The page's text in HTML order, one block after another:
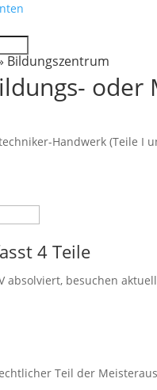
Bildungszentrum
oder
Handwerk (Teile I
4 Teile
absolviert, besuchen
Teil der